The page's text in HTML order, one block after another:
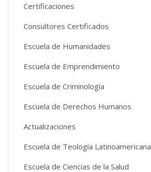
Certificaciones
Consultores Certificados
Escuela de Humanidades
Escuela de Emprendimiento
Escuela de Criminología
Escuela de Derechos Humanos
Actualizaciones
Escuela de Teología Latinoamericana
Escuela de Ciencias de la Salud